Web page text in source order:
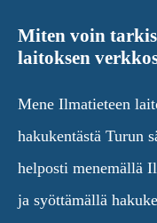
Miten voin
laitoksen
Mene Ilmatieteen
hakukentästä Turun
helposti menemällä
ja syöttämällä